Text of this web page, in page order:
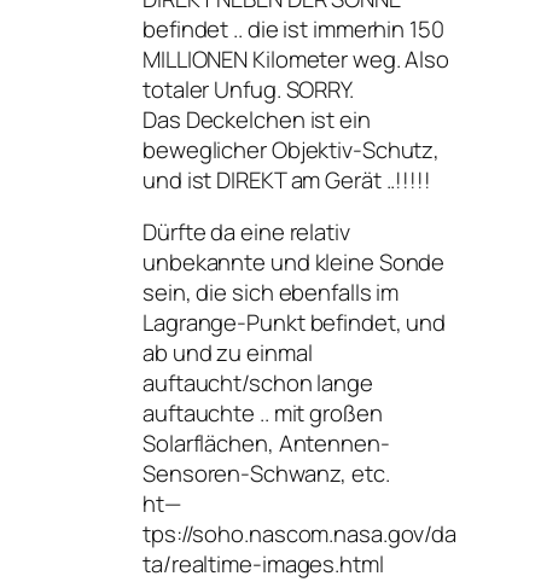
befindet .. die ist immerhin 150
MILLIONEN Kilometer weg. Also
totaler Unfug. SORRY.
Das Deckelchen ist ein
beweglicher Objektiv-Schutz,
und ist DIREKT am Gerät ..!!!!!
Dürfte da eine relativ
unbekannte und kleine Sonde
sein, die sich ebenfalls im
Lagrange-Punkt befindet, und
ab und zu einmal
auftaucht/schon lange
auftauchte .. mit großen
Solarflächen, Antennen-
Sensoren-Schwanz, etc.
ht—
tps://soho.nascom.nasa.gov/da
ta/realtime-images.html